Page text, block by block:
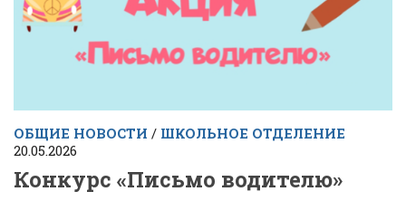
ОБЩИЕ НОВОСТИ / ШКОЛЬНОЕ ОТДЕЛЕНИЕ
20.05.2026
Конкурс «Письмо водителю»